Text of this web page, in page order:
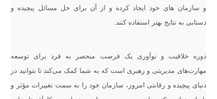
و سازمان های خود ایجاد کرده و از آن برای حل مسائل پیچیده و
دستابی به نتایج بهتر استفاده کنند.
دوره خلاقیت و نوآوری یک فرصت منحصر به فرد برای توسعه
مهارت‌های مدیریتی و رهبری است که به شما کمک می‌کند تا بتوانید در
دنیای پیچیده و رقابتی امروز، سازمان خود را به سمت تغییرات مؤثر و